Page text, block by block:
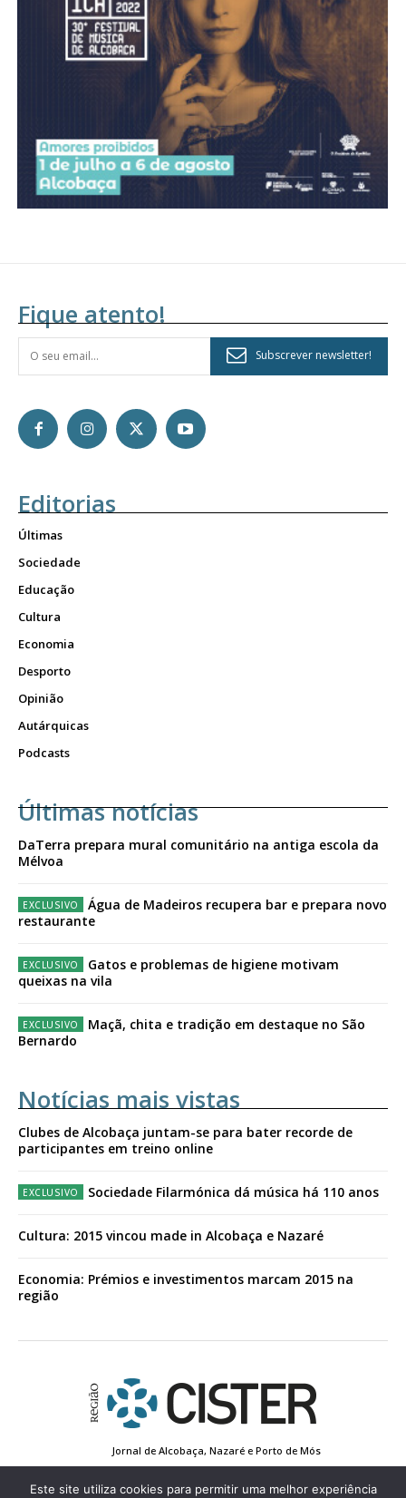
Fique atento!
Subscrever newsletter!
Editorias
Últimas
Sociedade
Educação
Cultura
Economia
Desporto
Opinião
Autárquicas
Podcasts
Últimas notícias
DaTerra prepara mural comunitário na antiga escola da
Mélvoa
Água de Madeiros recupera bar e prepara novo
restaurante
Gatos e problemas de higiene motivam
queixas na vila
Maçã, chita e tradição em destaque no São
Bernardo
Notícias mais vistas
Clubes de Alcobaça juntam-se para bater recorde de
participantes em treino online
Sociedade Filarmónica dá música há 110 anos
Cultura: 2015 vincou made in Alcobaça e Nazaré
Economia: Prémios e investimentos marcam 2015 na
região
Jornal de Alcobaça, Nazaré e Porto de Mós
Conta de Registo
Edição Impressa
Este site utiliza cookies para permitir uma melhor experiência